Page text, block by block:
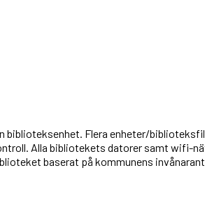
Flera enheter/
Alla bibliotekets datorer samt wifi-
baserat på kommunens